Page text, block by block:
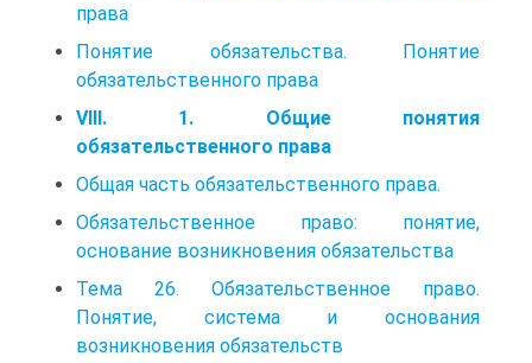
права
Понятие обязательства. Понятие
обязательственного права
VIII. 1. Общие понятия
обязательственного права
Общая часть обязательственного права.
Обязательственное право: понятие,
основание возникновения обязательства
Тема 26. Обязательственное право.
Понятие, система и основания
возникновения обязательств